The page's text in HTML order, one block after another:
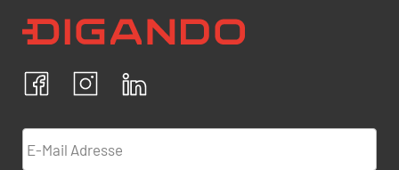
FacebookInstagram
Ich bestätige, dass ich die
Datenschutzrichtlinien
personenbezogenen Daten einverstanden.
E-Mail Adresse